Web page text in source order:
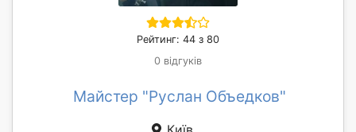
Рейтинг: 44 з 80
0 відгуків
Майстер "Руслан Объедков"